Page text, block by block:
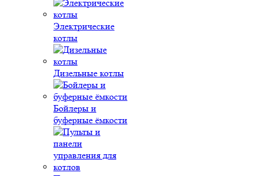
Электрические
котлы
Дизельные котлы
Бойлеры и
буферные ёмкости